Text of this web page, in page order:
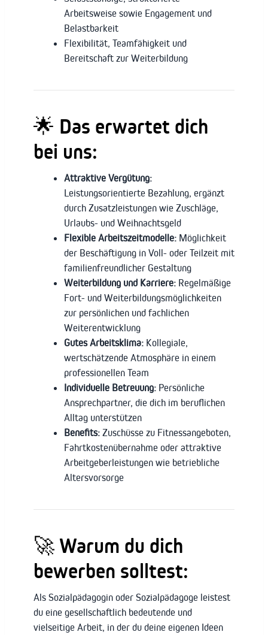
Arbeitsweise sowie Engagement und
Belastbarkeit
Flexibilität, Teamfähigkeit und
Bereitschaft zur Weiterbildung
🌟 Das erwartet dich
bei uns:
Attraktive Vergütung:
Leistungsorientierte Bezahlung, ergänzt
durch Zusatzleistungen wie Zuschläge,
Urlaubs- und Weihnachtsgeld
Flexible Arbeitszeitmodelle: Möglichkeit
der Beschäftigung in Voll- oder Teilzeit mit
familienfreundlicher Gestaltung
Weiterbildung und Karriere: Regelmäßige
Fort- und Weiterbildungsmöglichkeiten
zur persönlichen und fachlichen
Weiterentwicklung
Gutes Arbeitsklima: Kollegiale,
wertschätzende Atmosphäre in einem
professionellen Team
Individuelle Betreuung: Persönliche
Ansprechpartner, die dich im beruflichen
Alltag unterstützen
Benefits: Zuschüsse zu Fitnessangeboten,
Fahrtkostenübernahme oder attraktive
Arbeitgeberleistungen wie betriebliche
Altersvorsorge
🚀 Warum du dich
bewerben solltest:
Als Sozialpädagogin oder Sozialpädagoge leistest
du eine gesellschaftlich bedeutende und
vielseitige Arbeit, in der du deine eigenen Ideen